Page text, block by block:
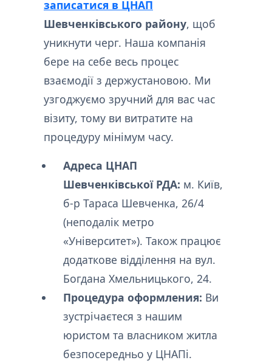
записатися в ЦНАП
Шевченківського району, щоб
уникнути черг. Наша компанія
бере на себе весь процес
взаємодії з держустановою. Ми
узгоджуємо зручний для вас час
візиту, тому ви витратите на
процедуру мінімум часу.
Адреса ЦНАП
Шевченківської РДА: м. Київ,
б-р Тараса Шевченка, 26/4
(неподалік метро
«Університет»). Також працює
додаткове відділення на вул.
Богдана Хмельницького, 24.
Процедура оформления: Ви
зустрічаєтеся з нашим
юристом та власником житла
безпосередньо у ЦНАПі.